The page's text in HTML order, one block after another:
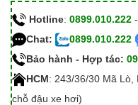
Hotline: 0899.010.222 -
Chat:
0899.010.222
Bảo hành - Hợp tác:
HCM: 243/36/30 Mã Lò,
chỗ đậu xe hơi)